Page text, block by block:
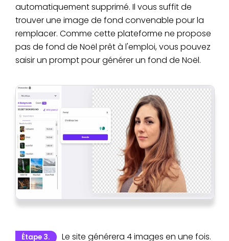
automatiquement supprimé. Il vous suffit de
trouver une image de fond convenable pour la
remplacer. Comme cette plateforme ne propose
pas de fond de Noël prêt à l'emploi, vous pouvez
saisir un prompt pour générer un fond de Noël.
Étape 3.
Le site générera 4 images en une fois.